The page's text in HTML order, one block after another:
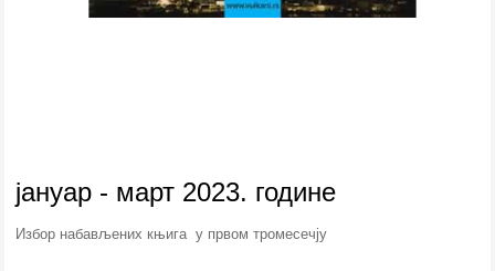
јануар - март 2023. године
Избор набављених књига у првом тромесечју